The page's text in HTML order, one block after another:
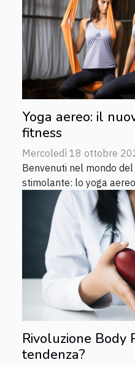
Yoga aereo: il
fitness
Mercoledì 18 ottobre
Benvenuti nel mondo
stimolante: lo yoga
Rivoluzione Body
tendenza?